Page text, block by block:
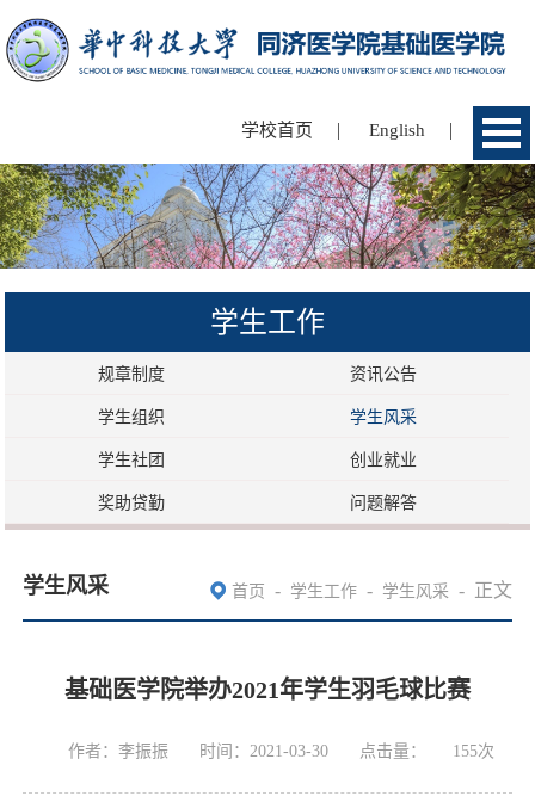
学校首页 | English |
学生工作
规章制度 资讯公告
学生组织 学生风采
学生社团 创业就业
奖助贷勤 问题解答
学生风采 首页 - 学生工作 - 学生风采 - 正文
基础医学院举办2021年学生羽毛球比赛
作者：李振振 时间：2021-03-30 点击量： 155次